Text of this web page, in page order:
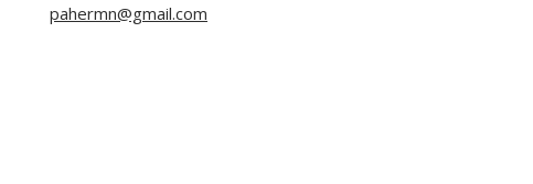
pahermn@gmail.com